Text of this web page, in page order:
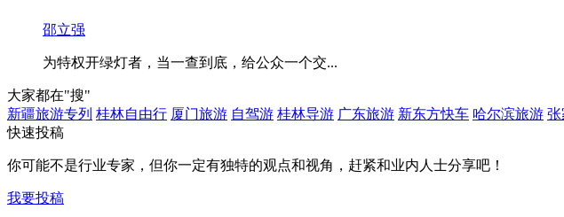
邵立强
为特权开绿灯者，当一查到底，给公众一个交...
大家都在"搜"
新疆旅游专列 桂林自由行 厦门旅游 自驾游 桂林导游 广东旅游 新东方快车 哈尔滨旅游 张
快速投稿
你可能不是行业专家，但你一定有独特的观点和视角 ，赶紧和业内人士分享吧！
我要投稿